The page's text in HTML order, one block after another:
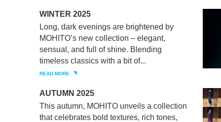
WINTER 2025
Long, dark evenings are brightened by
MOHITO’s new collection – elegant,
sensual, and full of shine. Blending
timeless classics with a bit of...
READ MORE
AUTUMN 2025
This autumn, MOHITO unveils a collection
that celebrates bold textures, rich tones,